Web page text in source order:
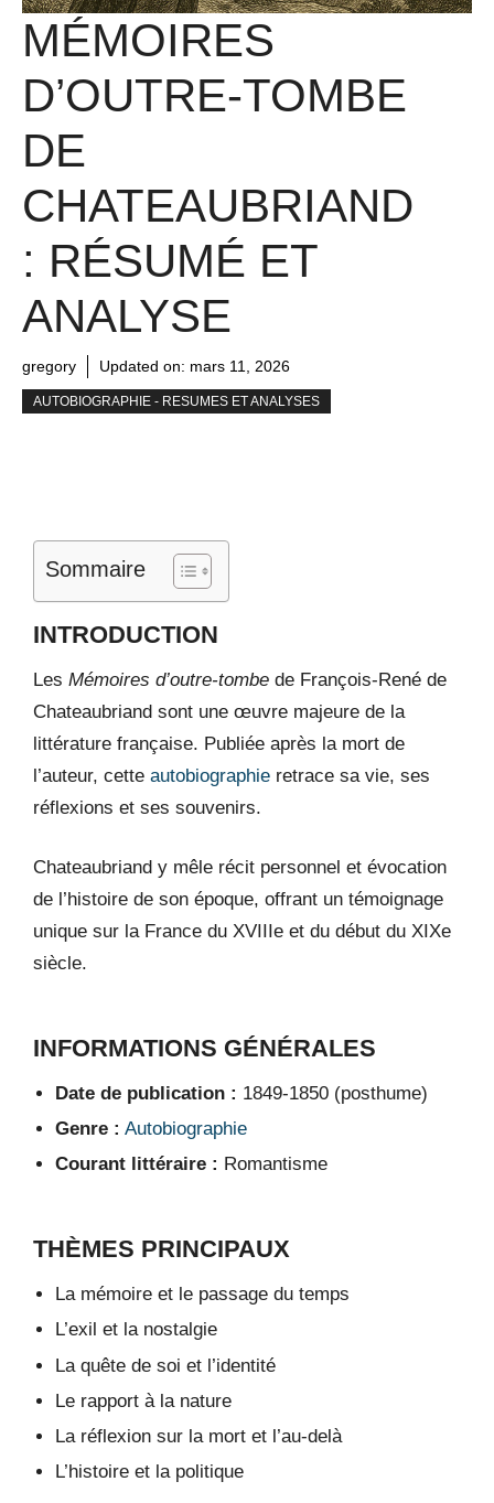
MÉMOIRES
D’OUTRE-TOMBE
DE
CHATEAUBRIAND
: RÉSUMÉ ET
ANALYSE
gregory Updated on: mars 11, 2026
AUTOBIOGRAPHIE - RESUMES ET ANALYSES
Sommaire
INTRODUCTION
Les Mémoires d’outre-tombe de François-René de
Chateaubriand sont une œuvre majeure de la
littérature française. Publiée après la mort de
l’auteur, cette autobiographie retrace sa vie, ses
réflexions et ses souvenirs.
Chateaubriand y mêle récit personnel et évocation
de l’histoire de son époque, offrant un témoignage
unique sur la France du XVIIIe et du début du XIXe
siècle.
INFORMATIONS GÉNÉRALES
Date de publication : 1849-1850 (posthume)
Genre : Autobiographie
Courant littéraire : Romantisme
THÈMES PRINCIPAUX
La mémoire et le passage du temps
L’exil et la nostalgie
La quête de soi et l’identité
Le rapport à la nature
La réflexion sur la mort et l’au-delà
L’histoire et la politique